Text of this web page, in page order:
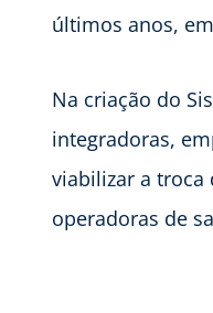
últimos anos,
Na criação do
integradoras,
viabilizar a troca
operadoras de